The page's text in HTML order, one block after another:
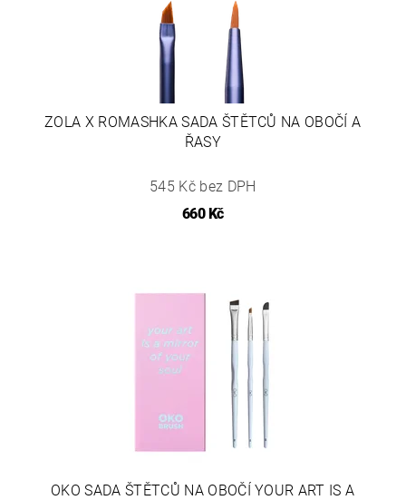
ZOLA X ROMASHKA SADA ŠTĚTCŮ NA OBOČÍ A
ŘASY
545 Kč bez DPH
660 Kč
OKO SADA ŠTĚTCŮ NA OBOČÍ YOUR ART IS A